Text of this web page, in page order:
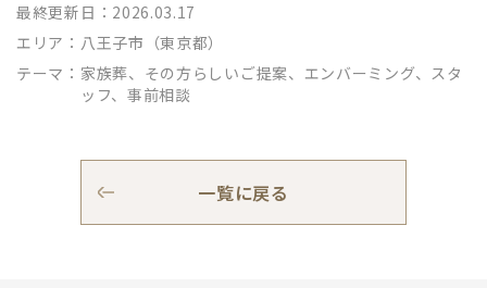
最終更新日：2026.03.17
エリア： 八王子市（東京都）
テーマ： 家族葬、その方らしいご提案、エンバーミング、スタ
ッフ、事前相談
一覧に戻る